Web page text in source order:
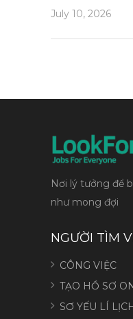
July 10, 2026
Nơi lý tưởng để
như mong đợi
NGƯỜI TÌM
CÔNG VIỆC
TẠO HỒ SƠ
SƠ YẾU LÍ